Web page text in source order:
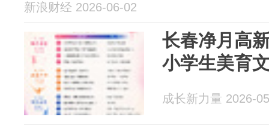
新浪财经 2026-06-02
长春净月高
小学生美育
成长新力量 2026-